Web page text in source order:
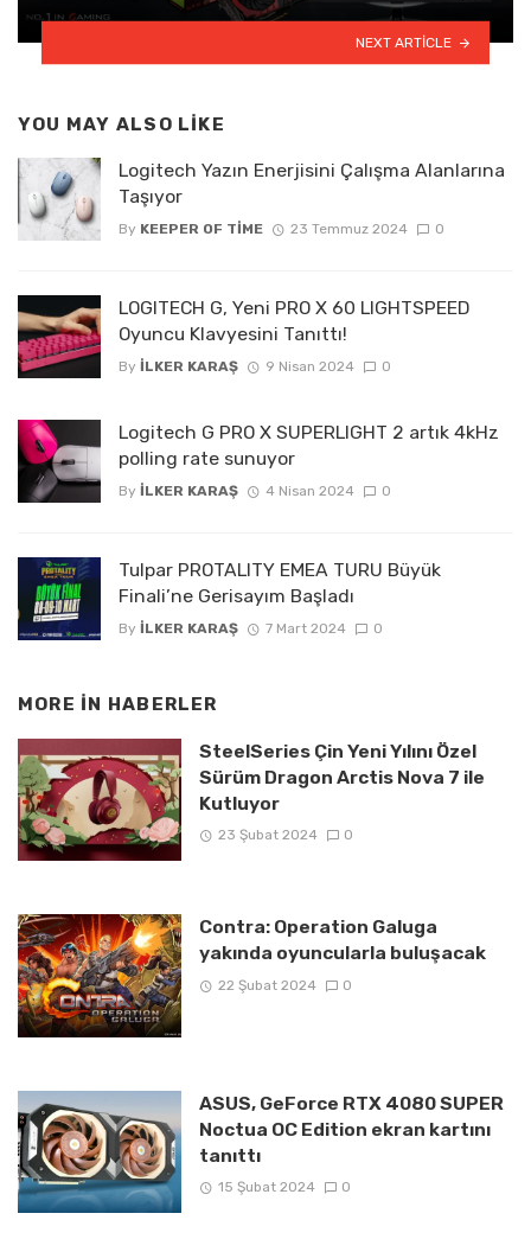
NEXT ARTICLE
YOU MAY ALSO LIKE
Logitech Yazın Enerjisini Çalışma Alanlarına
Taşıyor
By KEEPER OF TIME 23 Temmuz 2024 0
LOGITECH G, Yeni PRO X 60 LIGHTSPEED
Oyuncu Klavyesini Tanıttı!
By İLKER KARAŞ 9 Nisan 2024 0
Logitech G PRO X SUPERLIGHT 2 artık 4kHz
polling rate sunuyor
By İLKER KARAŞ 4 Nisan 2024 0
Tulpar PROTALITY EMEA TURU Büyük
Finali’ne Gerisayım Başladı
By İLKER KARAŞ 7 Mart 2024 0
MORE IN HABERLER
SteelSeries Çin Yeni Yılını Özel
Sürüm Dragon Arctis Nova 7 ile
Kutluyor
23 Şubat 2024 0
Contra: Operation Galuga
yakında oyuncularla buluşacak
22 Şubat 2024 0
ASUS, GeForce RTX 4080 SUPER
Noctua OC Edition ekran kartını
tanıttı
15 Şubat 2024 0